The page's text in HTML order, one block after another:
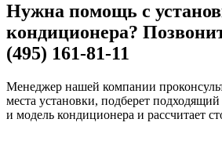
Нужна помощь с
кондиционера?
(495) 161-81-11
Менеджер нашей компании
места установки, подберет
и модель кондиционера и рассчитает